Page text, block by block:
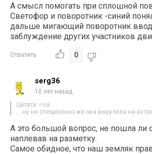
А смысл помогать при сплошной
Светофор и поворотник -синий
дальше мигающий поворотник
заблуждение других участников
Ответить 0
serg36
10 лет назад
Цитата: r-ira
….ну не специально же она вырулила на
А это большой вопрос, не пошла ли
наплевав на разметку.
Самое обидное, что наш земляк